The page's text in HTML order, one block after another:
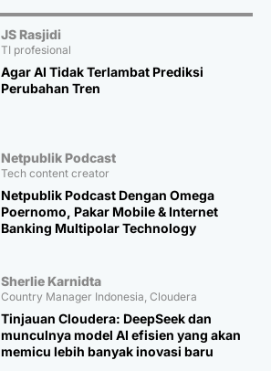
JS Rasjidi
TI profesional
Agar AI Tidak Terlambat Prediksi
Perubahan Tren
Netpublik Podcast
Tech content creator
Netpublik Podcast Dengan Omega
Poernomo, Pakar Mobile & Internet
Banking Multipolar Technology
Sherlie Karnidta
Country Manager Indonesia, Cloudera
Tinjauan Cloudera: DeepSeek dan
munculnya model AI efisien yang akan
memicu lebih banyak inovasi baru